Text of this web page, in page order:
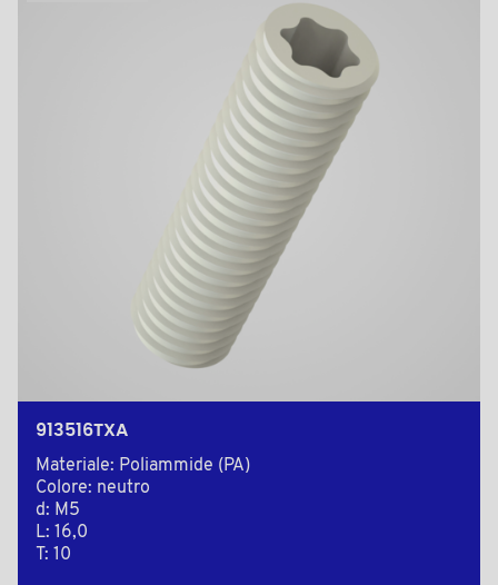
913516TXA
Materiale: Poliammide (PA)
Colore: neutro
d: M5
L: 16,0
T: 10